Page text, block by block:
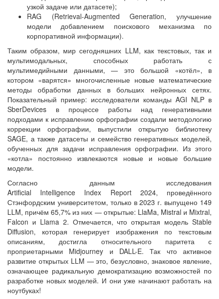
узкой задаче или датасете);
RAG (Retrieval-Augmented Generation, улучшение
модели добавлением поискового механизма по
корпоративной информации).
Таким образом, мир сегодняшних LLM, как текстовых, так и
мультимодальных, способных работать с
мультимедийными данными, — это большой «котёл», в
котором «варятся» многочисленные новые математические
методы обработки данных в больших нейронных сетях.
Показательный пример: исследователи команды AGI NLP в
SberDevices в процессе работы над генеративными
подходами к исправлению орфографии создали методологию
коррекции орфографии, выпустили открытую библиотеку
SAGE, а также датасеты и семейство генеративных моделей,
обученных для задачи исправления орфографии. Из этого
«котла» постоянно извлекаются новые и новые большие
модели.
Согласно данным исследования
Artificial Intelligence Index Report 2024, проведённого
Стэнфордским университетом, только в 2023 г. выпущено 149
LLM, причём 65,7% из них — открытые: LlaMa, Mistral и Mixtral,
Falcon и Llama 2. Отмечается, что открытая модель Stable
Diffusion, которая генерирует изображения по текстовым
описаниям, достигла относительного паритета с
проприетарными Midjourney и DALL-E. Так что активное
развитие открытых LLM — это, безусловно, знаковое явление,
означающее радикальную демократизацию возможностей по
разработке новых моделей. И они уже начинают работать на
ноутбуках!